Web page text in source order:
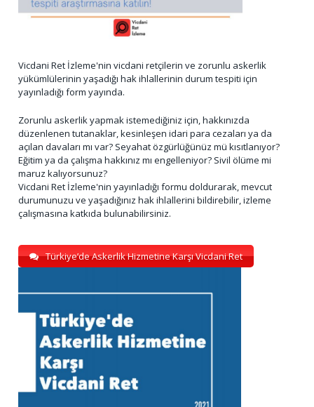
Vicdani Ret İzleme'nin vicdani retçilerin ve zorunlu askerlik
yükümlülerinin yaşadığı hak ihlallerinin durum tespiti için
yayınladığı form yayında.
Zorunlu askerlik yapmak istemediğiniz için, hakkınızda
düzenlenen tutanaklar, kesinleşen idari para cezaları ya da
açılan davaları mı var? Seyahat özgürlüğünüz mü kısıtlanıyor?
Eğitim ya da çalışma hakkınız mı engelleniyor? Sivil ölüme mi
maruz kalıyorsunuz?
Vicdani Ret İzleme'nin yayınladığı formu doldurarak, mevcut
durumunuzu ve yaşadığınız hak ihlallerini bildirebilir, izleme
çalışmasına katkıda bulunabilirsiniz.
Türkiye’de Askerlik Hizmetine Karşı Vicdani Ret